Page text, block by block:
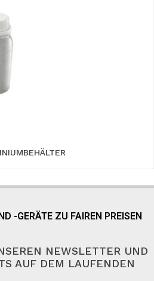
-GERÄTE ZU FAIREN PREISEN
NEWSLETTER UND
AUF DEM LAUFENDEN